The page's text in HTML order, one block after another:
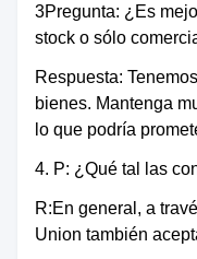
sistemas
de
seguridad
de
seguridad
de los
de
seguridad
3Pregunta: ¿Es
stock o sólo
Respuesta:
bienes. Mantenga
lo que podría
4. P: ¿Qué tal las
R:En general, a
Union también